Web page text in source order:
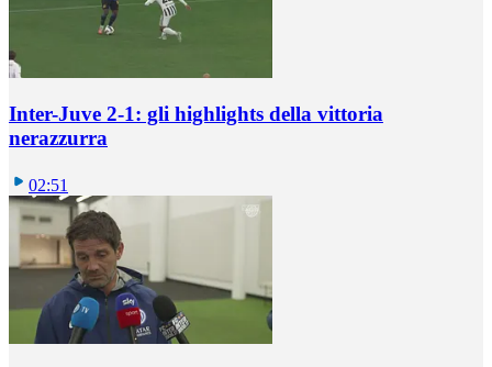
Inter-Juve 2-1: gli highlights della vittoria
nerazzurra
02:51